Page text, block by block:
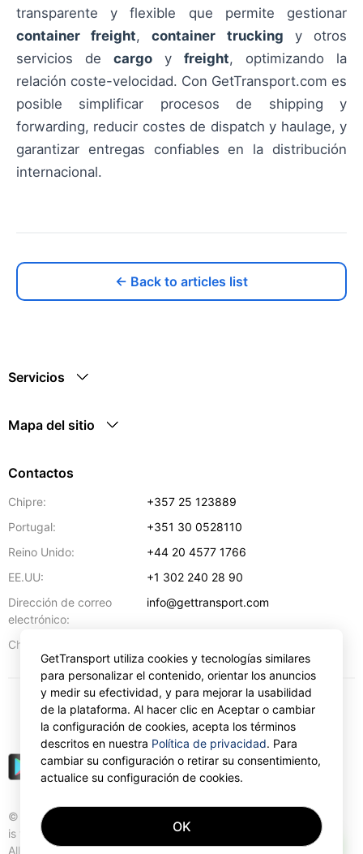
transparente y flexible que permite gestionar
container freight,container trucking y otros
servicios de cargo y freight, optimizando la
relación coste-velocidad. Con GetTransport.com es
posible simplificar procesos de shipping y
forwarding, reducir costes de dispatch y haulage, y
garantizar entregas confiables en la distribución
internacional.
← Back to articles list
Servicios
Mapa del sitio
Contactos
Chipre:
+357 25 123889
Portugal:
+351 30 0528110
Reino Unido:
+44 20 4577 1766
EE.UU:
+1 302 240 28 90
Dirección de correo
electrónico:
info@gettransport.com
Chipre:
© Gettransport International Limited. GetTransport®
is trademark of Gettransport International Limited.
All rights reserved.
EUR
GetTransport utiliza cookies y tecnologías similares
para personalizar el contenido, orientar los anuncios
y medir su efectividad, y para mejorar la usabilidad
de la plataforma. Al hacer clic en Aceptar o cambiar
la configuración de cookies, acepta los términos
descritos en nuestra Política de privacidad. Para
cambiar su configuración o retirar su consentimiento,
actualice su configuración de cookies.
OK
AI